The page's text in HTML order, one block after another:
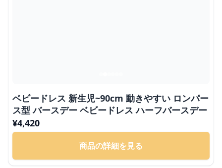
ベビードレス 新生児~90cm 動きやすい ロンパー
ス型 バースデー ベビードレス ハーフバースデー
¥4,420
商品の詳細を見る